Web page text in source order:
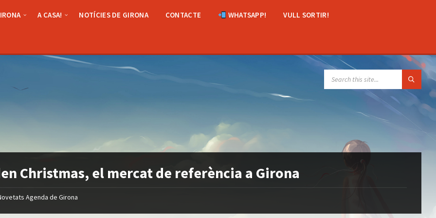
A CASA! NOTÍCIES DE GIRONA CONTACTE WHATSAPP! VULL SORTIR!
Christmas, el mercat de referència a Girona
Agenda de Girona